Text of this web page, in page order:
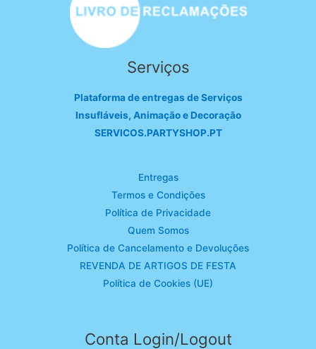
Serviços
Plataforma de entregas de Serviços
Insufláveis, Animação e Decoração
SERVICOS.PARTYSHOP.PT
Entregas
Termos e Condições
Política de Privacidade
Quem Somos
Política de Cancelamento e Devoluções
REVENDA DE ARTIGOS DE FESTA
Política de Cookies (UE)
Conta Login/Logout